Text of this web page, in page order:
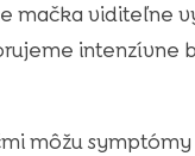
viditeľne
intenzívne
môžu symptómy